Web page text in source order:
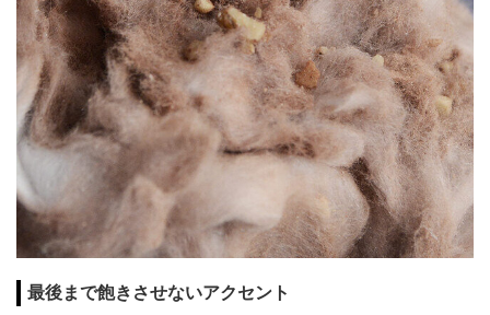
最後まで飽きさせないアクセント